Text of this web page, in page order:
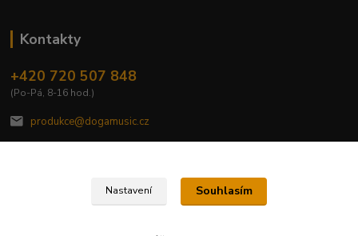
Kontakty
+420 720 507 848
(Po-Pá, 8-16 hod.)
produkce@dogamusic.cz
Nastavení Souhlasím